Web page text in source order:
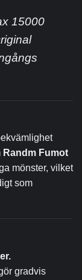
15000
Randm Fumot
mönster, vilket
som
gradvis